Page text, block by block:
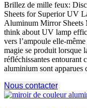
Brillez de mille feux:
Sheets for Superior UV
Aluminum Mirror
think about UV lamp
vers l’ampoule elle-
magie se produit lorsque
réfléchissantes entourant
aluminium sont apparues
Nous contacter